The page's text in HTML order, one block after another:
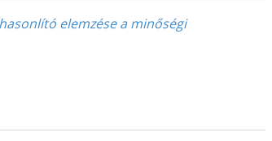
elemzése a minőségi